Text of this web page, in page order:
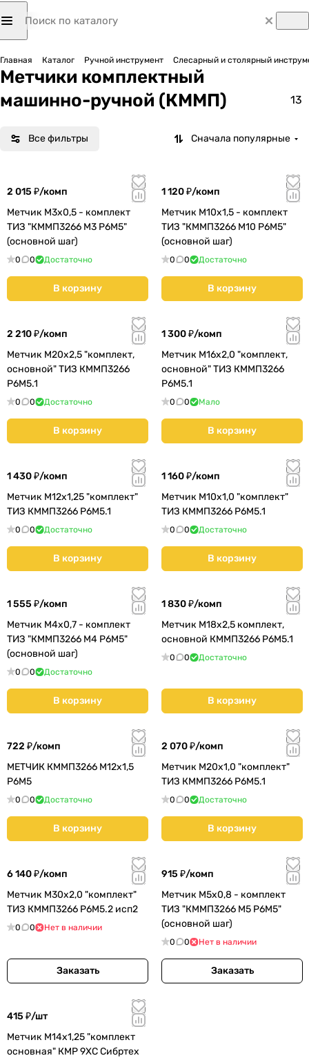
Главная Каталог Ручной инструмент Слесарный и столярный
Метчики комплектный
машинно-ручной (КММП)
13
Все фильтры Сначала популярные
2 015 ₽/комп
Метчик М3х0,5 - комплект
ТИЗ "КММП3266 М3 Р6М5"
(основной шаг)
0 0 Достаточно
В корзину
1 120 ₽/комп
Метчик М10х1,5 - комплект
ТИЗ "КММП3266 М10 Р6М5"
(основной шаг)
0 0 Достаточно
В корзину
2 210 ₽/комп
Метчик М20х2,5 "комплект,
основной" ТИЗ КММП3266
Р6М5.1
0 0 Достаточно
В корзину
1 300 ₽/комп
Метчик М16х2,0 "комплект,
основной" ТИЗ КММП3266
Р6М5.1
0 0 Мало
В корзину
1 430 ₽/комп
Метчик М12х1,25 "комплект"
ТИЗ КММП3266 Р6М5.1
0 0 Достаточно
В корзину
1 160 ₽/комп
Метчик М10х1,0 "комплект"
ТИЗ КММП3266 Р6М5.1
0 0 Достаточно
В корзину
1 555 ₽/комп
Метчик М4х0,7 - комплект
ТИЗ "КММП3266 М4 Р6М5"
(основной шаг)
0 0 Достаточно
В корзину
1 830 ₽/комп
Метчик М18х2,5 комплект,
основной КММП3266 Р6М5.1
0 0 Достаточно
В корзину
722 ₽/комп
МЕТЧИК КММП3266 М12х1,5
Р6М5
0 0 Достаточно
В корзину
2 070 ₽/комп
Метчик М20х1,0 "комплект"
ТИЗ КММП3266 Р6М5.1
0 0 Достаточно
В корзину
6 140 ₽/комп
Метчик М30х2,0 "комплект"
ТИЗ КММП3266 Р6М5.2 исп2
0 0 Нет в наличии
Заказать
915 ₽/комп
Метчик М5х0,8 - комплект
ТИЗ "КММП3266 М5 Р6М5"
(основной шаг)
0 0 Нет в наличии
Заказать
415 ₽/шт
Метчик М14х1,25 "комплект
основная" КМР 9ХС Сибртех